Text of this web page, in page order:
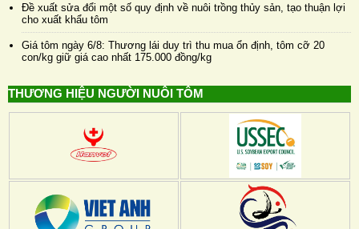
Đề xuất sửa đổi một số quy định về nuôi trồng thủy sản, tạo thuận lợi
cho xuất khẩu tôm
Giá tôm ngày 6/8: Thương lái duy trì thu mua ổn định, tôm cỡ 20
con/kg giữ giá cao nhất 175.000 đồng/kg
THƯƠNG HIỆU NGƯỜI NUÔI TÔM